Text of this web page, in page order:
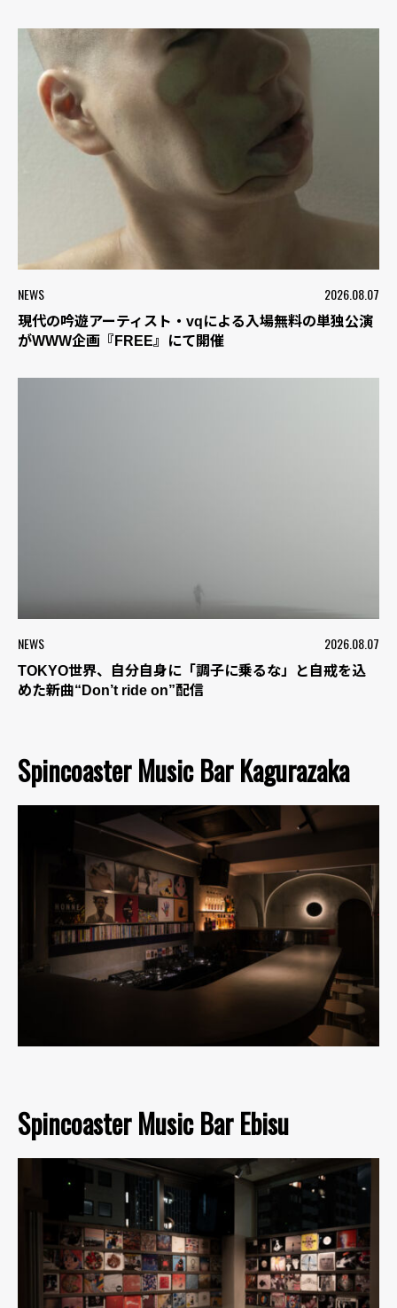
NEWS 2026.08.07
現代の吟遊アーティスト・vqによる入場無料の単独公演
がWWW企画『FREE』にて開催
NEWS 2026.08.07
TOKYO世界、自分自身に「調子に乗るな」と自戒を込
めた新曲“Don’t ride on”配信
Spincoaster Music Bar Kagurazaka
Spincoaster Music Bar Ebisu